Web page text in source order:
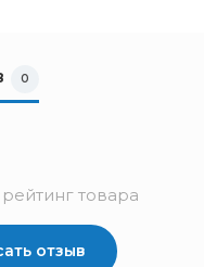
0
товара
отзыв